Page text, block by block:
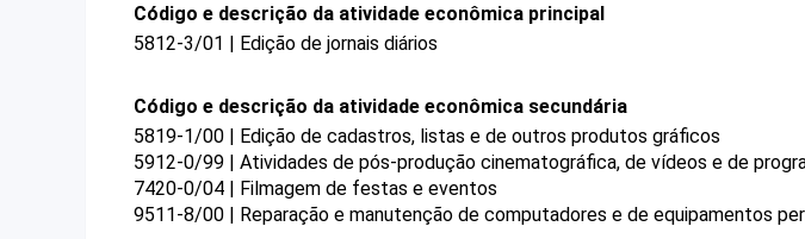
Código e descrição da atividade econômica principal
5812-3/01 | Edição de jornais diários
Código e descrição da atividade econômica secundária
5819-1/00 | Edição de cadastros, listas e de outros produtos gráficos
5912-0/99 | Atividades de pós-produção cinematográfica, de vídeos e de
7420-0/04 | Filmagem de festas e eventos
9511-8/00 | Reparação e manutenção de computadores e de equipamentos